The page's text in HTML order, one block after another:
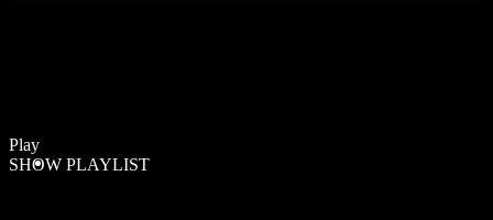
Play
SHOW PLAYLIST